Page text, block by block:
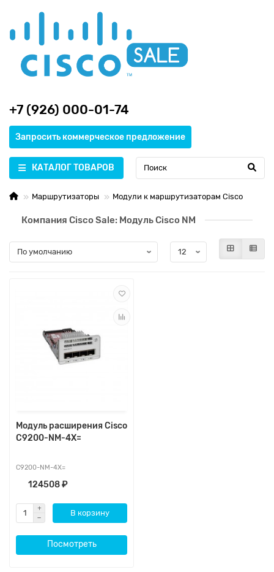
+7 (926) 000-01-74
Запросить коммерческое предложение
КАТАЛОГ ТОВАРОВ
Маршрутизаторы Модули к маршрутизаторам Cisco
Компания Cisco Sale: Модуль Cisco NM
Модуль расширения Cisco
C9200-NM-4X=
C9200-NM-4X=
124508 ₽
В корзину
Посмотреть